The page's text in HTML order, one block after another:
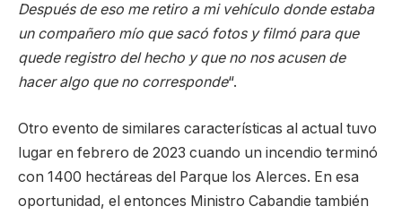
Después de eso me retiro a mi vehículo donde estaba
un compañero mío que sacó fotos y filmó para que
quede registro del hecho y que no nos acusen de
hacer algo que no corresponde“.
Otro evento de similares características al actual tuvo
lugar en febrero de 2023 cuando un incendio terminó
con 1400 hectáreas del Parque los Alerces. En esa
oportunidad, el entonces Ministro Cabandie también